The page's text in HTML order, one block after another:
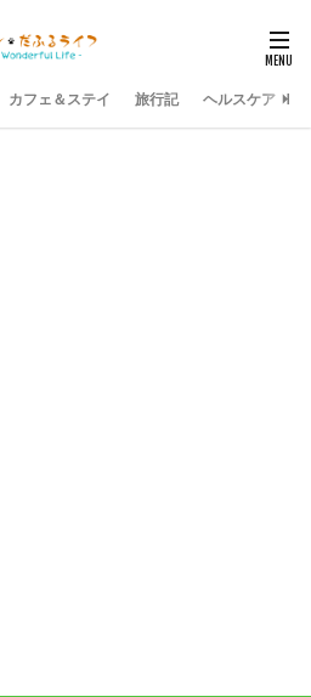
カフェ＆ステイ 旅行記 ヘルスケア